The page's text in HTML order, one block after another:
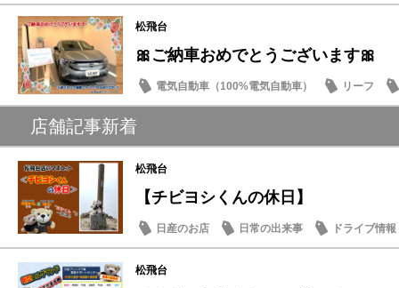
松飛台
🎀ご納車おめでとうございます🎀
電気自動車（100%電気自動車） リーフ
店舗記事新着
松飛台
【チビヨシくんの休日】
日産のお店 日常の出来事 ドライブ情報
松飛台